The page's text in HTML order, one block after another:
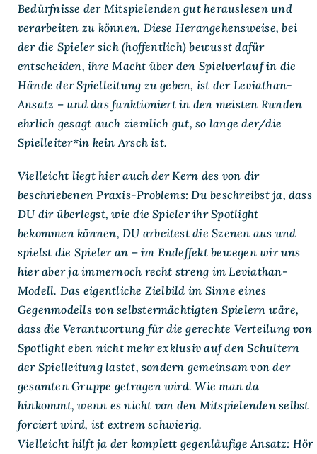
Bedürfnisse der Mitspielenden gut herauslesen und
verarbeiten zu können. Diese Herangehensweise, bei
der die Spieler sich (hoffentlich) bewusst dafür
entscheiden, ihre Macht über den Spielverlauf in die
Hände der Spielleitung zu geben, ist der Leviathan-
Ansatz – und das funktioniert in den meisten Runden
ehrlich gesagt auch ziemlich gut, so lange der/die
Spielleiter*in kein Arsch ist.
Vielleicht liegt hier auch der Kern des von dir
beschriebenen Praxis-Problems: Du beschreibst ja, dass
DU dir überlegst, wie die Spieler ihr Spotlight
bekommen können, DU arbeitest die Szenen aus und
spielst die Spieler an – im Endeffekt bewegen wir uns
hier aber ja immernoch recht streng im Leviathan-
Modell. Das eigentliche Zielbild im Sinne eines
Gegenmodells von selbstermächtigten Spielern wäre,
dass die Verantwortung für die gerechte Verteilung von
Spotlight eben nicht mehr exklusiv auf den Schultern
der Spielleitung lastet, sondern gemeinsam von der
gesamten Gruppe getragen wird. Wie man da
hinkommt, wenn es nicht von den Mitspielenden selbst
forciert wird, ist extrem schwierig.
Vielleicht hilft ja der komplett gegenläufige Ansatz: Hör